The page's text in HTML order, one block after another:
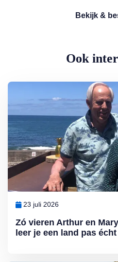
Bekijk &
Ook
Zó vieren Arthur en
leer je een land pas écht
23 juli 2026
Lees meer over Zó vieren Arthur